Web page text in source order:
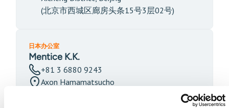
(北京市西城区廊房头条15号3层02号)
日本办公室
Mentice K.K.
+81 3 6880 9243
Axon Hamamatsucho